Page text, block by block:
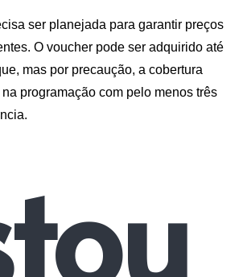
ser planejada para garantir preços
O voucher pode ser adquirido até
mas por precaução, a cobertura
programação com pelo menos três